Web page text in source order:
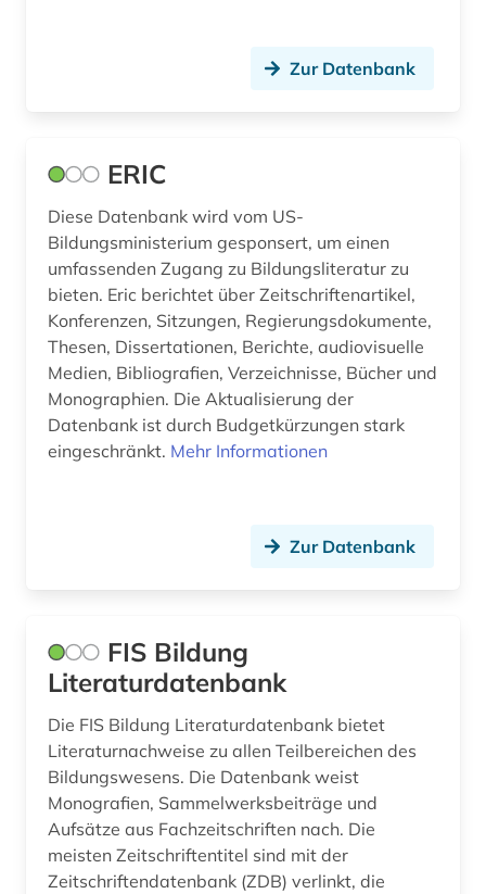
Zur Datenbank
ERIC
Diese Datenbank wird vom US-
Bildungsministerium gesponsert, um einen
umfassenden Zugang zu Bildungsliteratur zu
bieten. Eric berichtet über Zeitschriftenartikel,
Konferenzen, Sitzungen, Regierungsdokumente,
Thesen, Dissertationen, Berichte, audiovisuelle
Medien, Bibliografien, Verzeichnisse, Bücher und
Monographien. Die Aktualisierung der
Datenbank ist durch Budgetkürzungen stark
eingeschränkt. Mehr Informationen
Zur Datenbank
FIS Bildung
Literaturdatenbank
Die FIS Bildung Literaturdatenbank bietet
Literaturnachweise zu allen Teilbereichen des
Bildungswesens. Die Datenbank weist
Monografien, Sammelwerksbeiträge und
Aufsätze aus Fachzeitschriften nach. Die
meisten Zeitschriftentitel sind mit der
Zeitschriftendatenbank (ZDB) verlinkt, die